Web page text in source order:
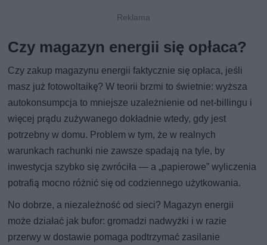
Czy magazyn energii się opłaca?
Czy zakup magazynu energii faktycznie się opłaca, jeśli
masz już fotowoltaikę? W teorii brzmi to świetnie: wyższa
autokonsumpcja to mniejsze uzależnienie od net-billingu i
więcej prądu zużywanego dokładnie wtedy, gdy jest
potrzebny w domu. Problem w tym, że w realnych
warunkach rachunki nie zawsze spadają na tyle, by
inwestycja szybko się zwróciła — a „papierowe” wyliczenia
potrafią mocno różnić się od codziennego użytkowania.
No dobrze, a niezależność od sieci? Magazyn energii
może działać jak bufor: gromadzi nadwyżki i w razie
przerwy w dostawie pomaga podtrzymać zasilanie